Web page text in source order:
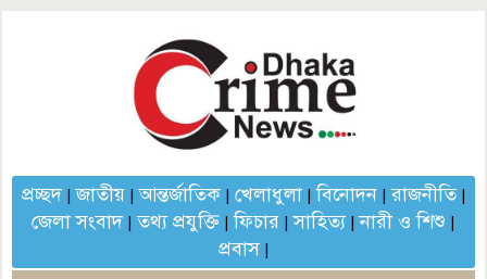
প্রচ্ছদ|জাতীয়|আন্তর্জাতিক| খেলাধুলা|বিনোদন|রাজনীতি|
জেলা সংবাদ|তথ্য প্রযুক্তি |ফিচার |সাহিত্য|নারী ও শিশু |
প্রবাস|